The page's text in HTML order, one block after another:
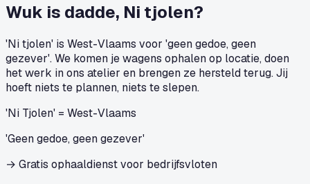
Wuk is dadde, Ni tjolen?
'Ni tjolen' is West-Vlaams voor 'geen gedoe, geen
gezever'. We komen je wagens ophalen op locatie, doen
het werk in ons atelier en brengen ze hersteld terug. Jij
hoeft niets te plannen, niets te slepen.
'Ni Tjolen' = West-Vlaams
'Geen gedoe, geen gezever'
→ Gratis ophaaldienst voor bedrijfsvloten